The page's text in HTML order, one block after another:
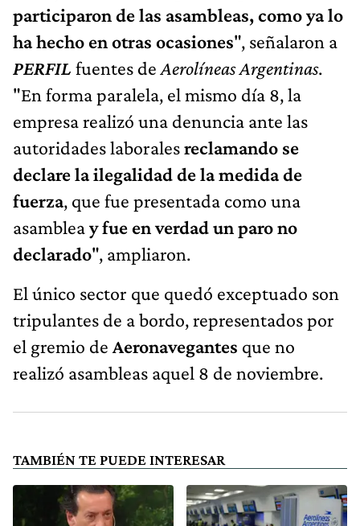
participaron de las asambleas, como ya lo
ha hecho en otras ocasiones", señalaron a
PERFIL fuentes de Aerolíneas Argentinas.
"En forma paralela, el mismo día 8, la
empresa realizó una denuncia ante las
autoridades laboralesreclamando se
declare la ilegalidad de la medida de
fuerza, que fue presentada como una
asambleay fue en verdad un paro no
declarado", ampliaron.
El único sector que quedó exceptuado son
tripulantes de a bordo, representados por
el gremio de Aeronavegantes que no
realizó asambleas aquel 8 de noviembre.
TAMBIÉN TE PUEDE INTERESAR